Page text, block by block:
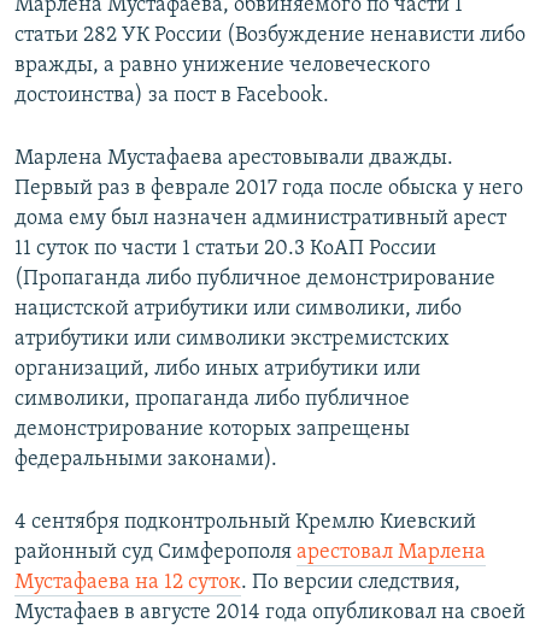
Марлена Мустафаева, обвиняемого по части 1
статьи 282 УК России (Возбуждение ненависти либо
вражды, а равно унижение человеческого
достоинства) за пост в Facebook.
Марлена Мустафаева арестовывали дважды.
Первый раз в феврале 2017 года после обыска у него
дома ему был назначен административный арест
11 суток по части 1 статьи 20.3 КоАП России
(Пропаганда либо публичное демонстрирование
нацистской атрибутики или символики, либо
атрибутики или символики экстремистских
организаций, либо иных атрибутики или
символики, пропаганда либо публичное
демонстрирование которых запрещены
федеральными законами).
4 сентября подконтрольный Кремлю Киевский
районный суд Симферополя арестовал Марлена
Мустафаева на 12 суток. По версии следствия,
Мустафаев в августе 2014 года опубликовал на своей